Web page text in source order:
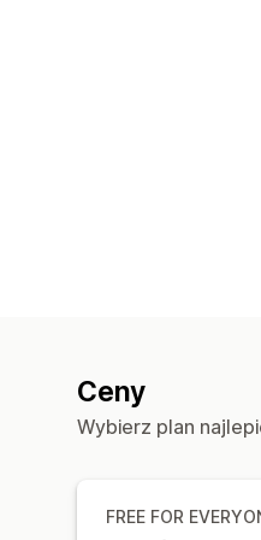
Ceny
Wybierz plan
FREE FOR